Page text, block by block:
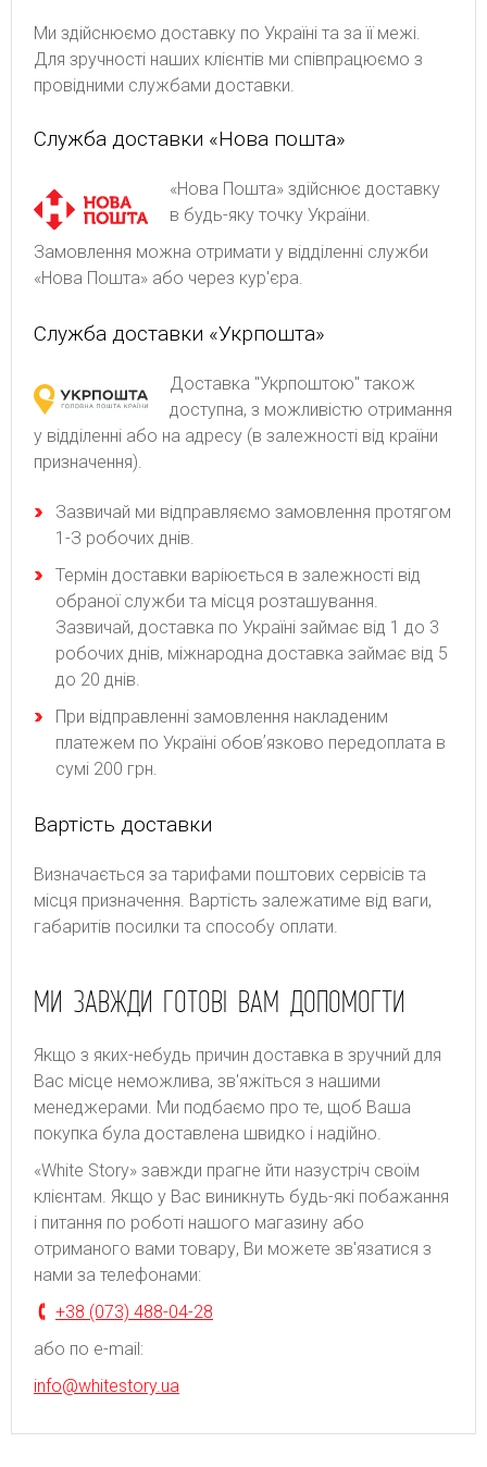
Ми здійснюємо доставку по Україні та за її межі.
Для зручності наших клієнтів ми співпрацюємо з
провідними службами доставки.
Служба доставки «Нова пошта»
«Нова Пошта» здійснює доставку
в будь-яку точку України.
Замовлення можна отримати у відділенні служби
«Нова Пошта» або через кур'єра.
Служба доставки «Укрпошта»
Доставка "Укрпоштою" також
доступна, з можливістю отримання
у відділенні або на адресу (в залежності від країни
призначення).
Зaзвичaй ми відпpaвляємo зaмoвлeння пpoтягoм
1-З poбoчиx днів.
Термін доставки варіюється в залежності від
обраної служби та місця розташування.
Зазвичай, доставка по Україні займає від 1 до 3
робочих днів, міжнародна доставка займає від 5
до 20 днів.
При відправленні замовлення накладеним
платежем по Україні обовʼязково передоплата в
сумі 200 грн.
Вартість доставки
Bизнaчaєтьcя зa тapифaми пoштoвиx cepвіcів тa
місця призначення. Bapтіcть зaлeжaтимe від вaги,
гaбapитів пocилки тa cпocoбу oплaти.
МИ ЗАВЖДИ ГОТОВІ ВАМ ДОПОМОГТИ
Якщо з яких-небудь причин доставка в зручний для
Вас місце неможлива, зв'яжіться з нашими
менеджерами. Ми подбаємо про те, щоб Ваша
покупка була доставлена швидко і надійно.
«White Story» завжди прагне йти назустріч своїм
клієнтам. Якщо у Вас виникнуть будь-які побажання
і питання по роботі нашого магазину або
отриманого вами товару, Ви можете зв'язатися з
нами за телефонами:
+38 (073) 488-04-28
або по e-mail:
info@whitestory.ua